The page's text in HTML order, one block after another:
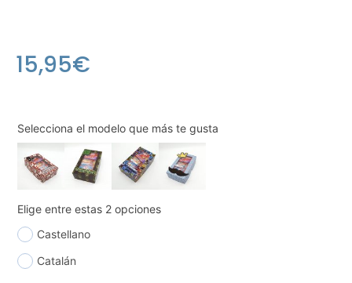
15,95€
Selecciona el modelo que más te gusta
Elige entre estas 2 opciones
Castellano
Catalán